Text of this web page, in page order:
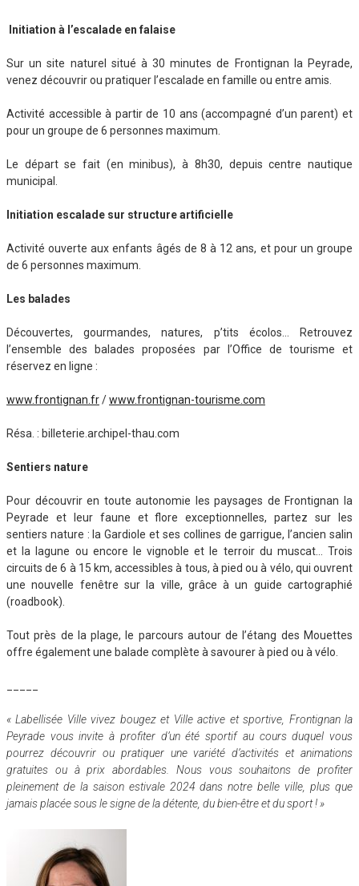
Initiation à l’escalade en falaise
Sur un site naturel situé à 30 minutes de Frontignan la Peyrade,
venez découvrir ou pratiquer l’escalade en famille ou entre amis.
Activité accessible à partir de 10 ans (accompagné d’un parent) et
pour un groupe de 6 personnes maximum.
Le départ se fait (en minibus), à 8h30, depuis centre nautique
municipal.
Initiation escalade sur structure artificielle
Activité ouverte aux enfants âgés de 8 à 12 ans, et pour un groupe
de 6 personnes maximum.
Les balades
Découvertes, gourmandes, natures, p’tits écolos… Retrouvez
l’ensemble des balades proposées par l’Office de tourisme et
réservez en ligne :
www.frontignan.fr/www.frontignan-tourisme.com
Résa. : billeterie.archipel-thau.com
Sentiers nature
Pour découvrir en toute autonomie les paysages de Frontignan la
Peyrade et leur faune et flore exceptionnelles, partez sur les
sentiers nature : la Gardiole et ses collines de garrigue, l’ancien salin
et la lagune ou encore le vignoble et le terroir du muscat… Trois
circuits de 6 à 15 km, accessibles à tous, à pied ou à vélo, qui ouvrent
une nouvelle fenêtre sur la ville, grâce à un guide cartographié
(roadbook).
Tout près de la plage, le parcours autour de l’étang des Mouettes
offre également une balade complète à savourer à pied ou à vélo.
« Labellisée Ville vivez bougez et Ville active et sportive, Frontignan la
Peyrade vous invite à profiter d’un été sportif au cours duquel vous
pourrez découvrir ou pratiquer une variété d’activités et animations
gratuites ou à prix abordables. Nous vous souhaitons de profiter
pleinement de la saison estivale 2024 dans notre belle ville, plus que
jamais placée sous le signe de la détente, du bien-être et du sport ! »